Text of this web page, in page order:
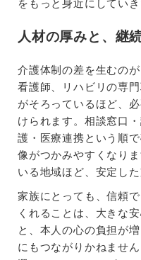
をもっと身近にしてい
人材の厚みと、継
介護体制の差を生むの
看護師、リハビリの専
がそろっているほど、
けられます。相談窓口
護・医療連携という順
像がつかみやすくなり
いる地域ほど、安定し
家族にとっても、信頼
くれることは、大きな
と、本人の心の負担が
にもつながりかねませ